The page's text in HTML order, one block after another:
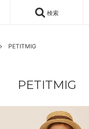
検索
PETITMIG
PETITMIG